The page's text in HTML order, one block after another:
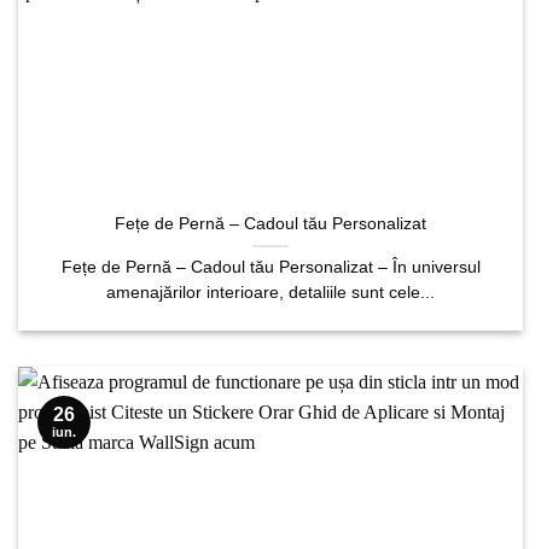
Fețe de Pernă – Cadoul tău Personalizat
Fețe de Pernă – Cadoul tău Personalizat – În universul
amenajărilor interioare, detaliile sunt cele...
26
iun.